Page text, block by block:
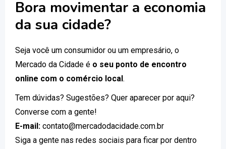
Bora movimentar a economia
da sua cidade?
Seja você um consumidor ou um empresário, o
Mercado da Cidade é o seu ponto de encontro
online com o comércio local.
Tem dúvidas? Sugestões? Quer aparecer por aqui?
Converse com a gente!
E-mail: contato@mercadodacidade.com.br
Siga a gente nas redes sociais para ficar por dentro